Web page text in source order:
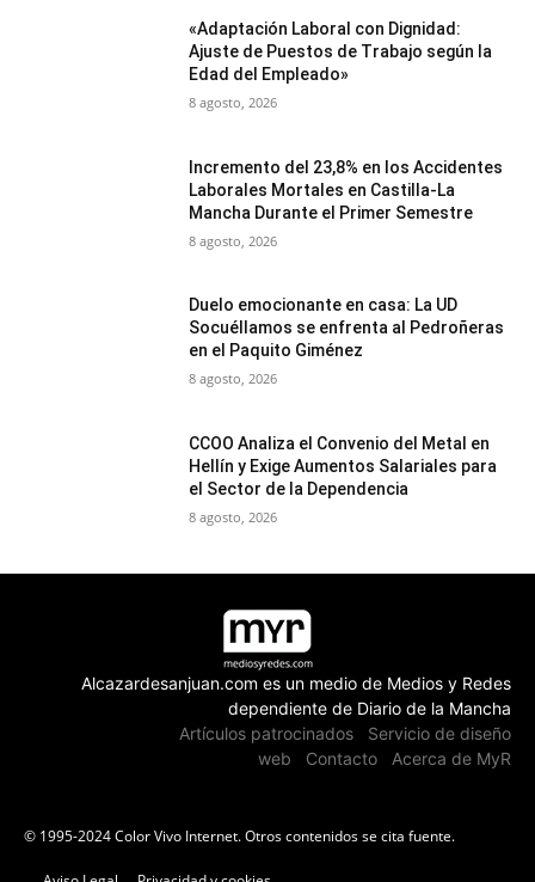
«Adaptación Laboral con Dignidad:
Ajuste de Puestos de Trabajo según la
Edad del Empleado»
8 agosto, 2026
Incremento del 23,8% en los Accidentes
Laborales Mortales en Castilla-La
Mancha Durante el Primer Semestre
8 agosto, 2026
Duelo emocionante en casa: La UD
Socuéllamos se enfrenta al Pedroñeras
en el Paquito Giménez
8 agosto, 2026
CCOO Analiza el Convenio del Metal en
Hellín y Exige Aumentos Salariales para
el Sector de la Dependencia
8 agosto, 2026
Alcazardesanjuan.com es un medio de Medios y Redes
dependiente de Diario de la Mancha
Artículos patrocinados
Servicio de diseño
web
Contacto Acerca de MyR
© 1995-2024 Color Vivo Internet. Otros contenidos se cita fuente.